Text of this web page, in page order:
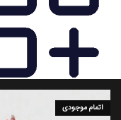
اتمام موجودی